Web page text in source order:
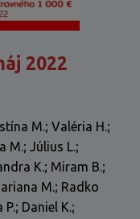
2022
M.; Valéria H.;
M.; Július L.;
K.; Miram B.;
M.; Radko
Daniel K.;